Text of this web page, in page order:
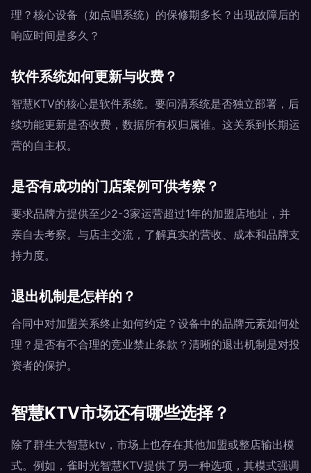
理？核心设备（如点唱系统）的保修期多长？出现故障后的
响应时间是多久？
软件系统如何更新与收费？
智慧KTV的核心是软件系统。要问清系统是否独立部署，后
续功能更新是否收费，数据所有权归属谁。这关系到长期运
营的自主权。
是否有成功的门店案例可供考察？
要求品牌方提供至少2-3家运营超过1年的加盟店地址，并
亲自去考察。与店主交流，了解真实的营收、成本和品牌支
持力度。
退出机制是怎样的？
合同中对加盟关系终止如何约定？设备中的品牌元素如何处
理？是否有不合理的竞业禁止条款？清晰的退出机制是对投
资者的保护。
智慧KTV市场还有哪些选择？
除了群生大智慧ktv，市场上也存在其他加盟或整店输出模
式。例如，雀时光智慧KTV提供了另一种选项，其模式强调